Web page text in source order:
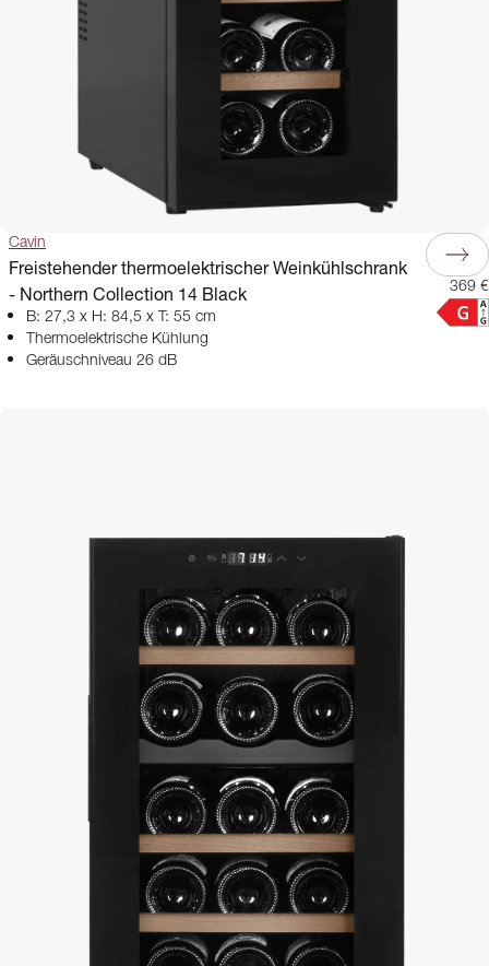
Cavin
Freistehender thermoelektrischer Weinkühlschrank
- Northern Collection 14 Black
B: 27,3 x H: 84,5 x T: 55 cm
Thermoelektrische Kühlung
Geräuschniveau 26 dB
369 €